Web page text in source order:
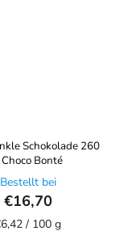
Schokolade 260
Bonté
Bestellt bei
€16,70
/ 100 g